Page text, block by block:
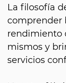
La filosofía
comprender
rendimiento
mismos y
servicios